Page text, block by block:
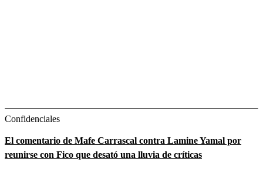
Confidenciales
El comentario de Mafe Carrascal contra Lamine Yamal por
reunirse con Fico que desató una lluvia de críticas